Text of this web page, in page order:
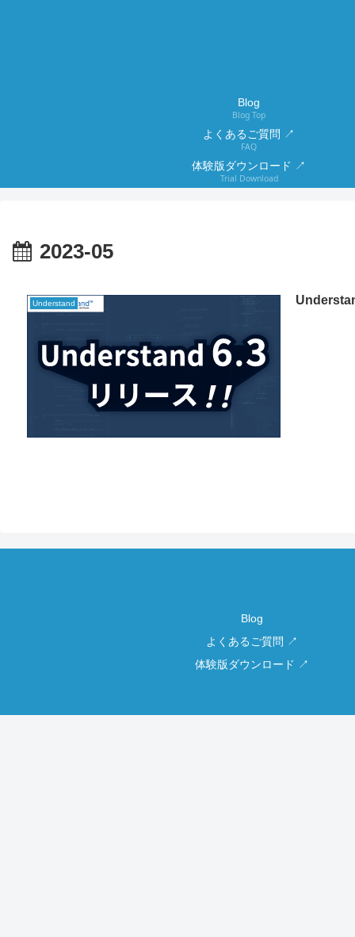
Blog
Blog Top
よくあるご質問 ↗
FAQ
体験版ダウンロード ↗
Trial Download
2023-05
Understand
Blog
よくあるご質問 ↗
体験版ダウンロード ↗